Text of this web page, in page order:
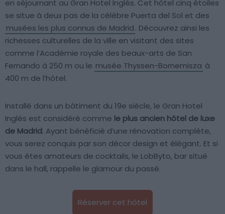
en séjournant au Gran Hotel Inglés. Cet hôtel cinq étoiles
se situe à deux pas de la célèbre Puerta del Sol et des
musées les plus connus de Madrid. Découvrez ainsi les
richesses culturelles de la ville en visitant des sites
comme l’Académie royale des beaux-arts de San
Fernando à 250 m ou le musée Thyssen-Bornemisza à
400 m de l’hôtel.
Installé dans un bâtiment du 19e siècle, le Gran Hotel
Inglés est considéré comme le plus ancien hôtel de luxe
de Madrid. Ayant bénéficié d’une rénovation complète,
vous serez conquis par son décor design et élégant. Et si
vous êtes amateurs de cocktails, le LobByto, bar situé
dans le hall, rappelle le glamour du passé.
Réserver cet hôtel